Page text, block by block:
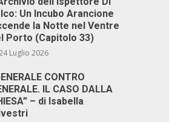
Un Incubo Arancione
la Notte nel Ventre
Porto (Capitolo 33)
Luglio 2026
CONTRO
IL CASO DALLA
– di Isabella